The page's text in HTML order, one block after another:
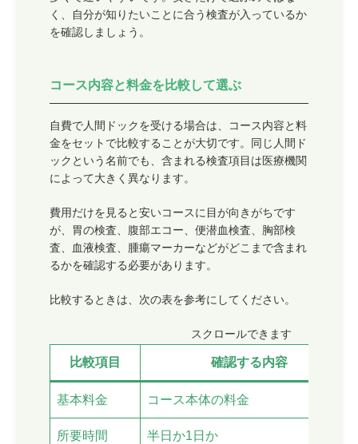
く、自分が知りたいことに合う検査が入っているか
を確認しましょう。
コース内容と料金を比較して選ぶ
自費で人間ドックを受ける場合は、コース内容と料
金をセットで比較することが大切です。同じ人間ド
ックという名前でも、含まれる検査項目は医療機関
によって大きく異なります。
費用だけを見ると安いコースに目が向きがちです
が、胃の検査、腹部エコー、便潜血検査、胸部検
査、血液検査、腫瘍マーカーなどがどこまで含まれ
るかを確認する必要があります。
比較するときは、次の表を参考にしてください。
スクロールできます
比較項目 確認する内容
基本料金 コース本体の料金
所要時間 半日か1日か